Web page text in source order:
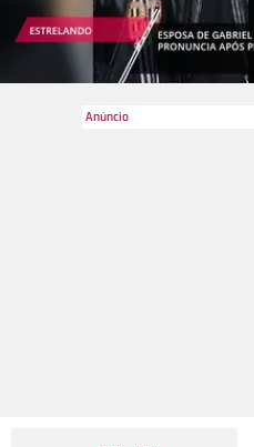
informações, a mãe biológica
de cuidar dele com o pequeno,
ex-funcionária da família
entre ela e Sarah no início do